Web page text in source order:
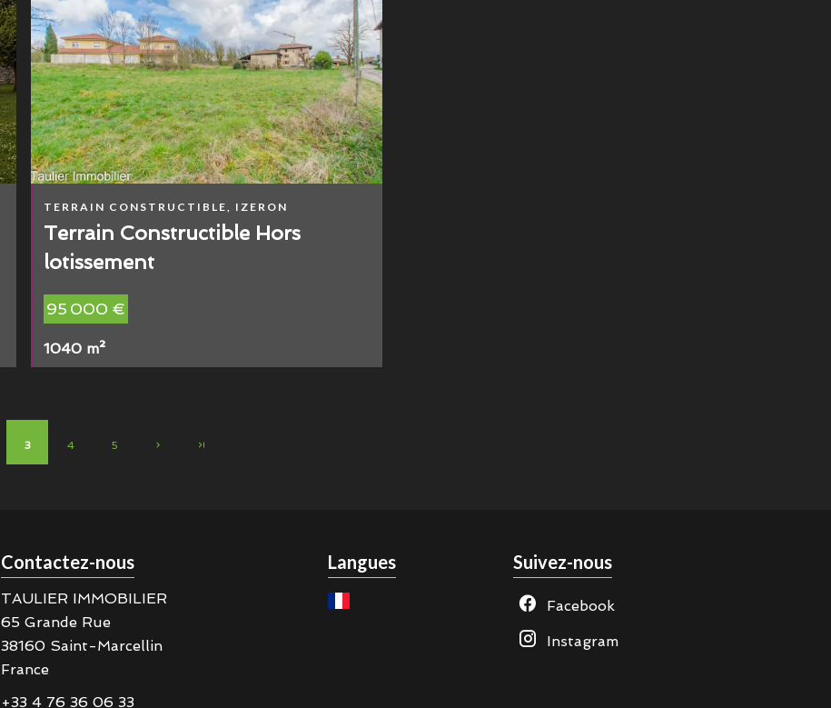
TERRAIN CONSTRUCTIBLE, IZERON
Terrain Constructible Hors
lotissement
95 000 €
1040 m²
3 4 5
Contactez-nous
TAULIER IMMOBILIER
65 Grande Rue
38160Saint-Marcellin
France
+33 4 76 36 06 33
Langues Suivez-nous
Facebook
Instagram